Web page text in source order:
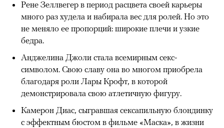
Рене Зеллвегер в период расцвета своей карьеры
много раз худела и набирала вес для ролей. Но это
не меняло ее пропорций: широкие плечи и узкие
бедра.
Анджелина Джоли стала всемирным секс-
символом. Свою славу она во многом приобрела
благодаря роли Лары Крофт, в которой
демонстрировала свою атлетичную фигуру.
Камерон Диас, сыгравшая сексапильную блондинку
с эффектным бюстом в фильме «Маска», в жизни